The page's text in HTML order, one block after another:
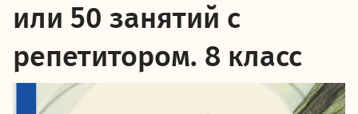
или 50 занятий с
репетитором. 8 класс